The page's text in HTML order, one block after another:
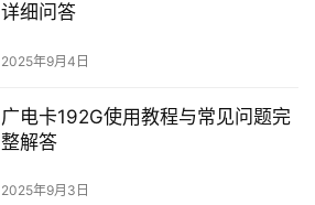
详细问答
2025年9月4日
广电卡192G使用教程与常见问题完
整解答
2025年9月3日